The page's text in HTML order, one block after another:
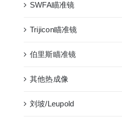
SWFA瞄准镜
Trijicon瞄准镜
伯里斯瞄准镜
其他热成像
刘坡/Leupold